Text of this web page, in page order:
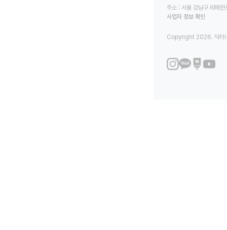
주소 : 서울 강남구 테헤
사업자 정보 확인
Copyright 2026. 닥터